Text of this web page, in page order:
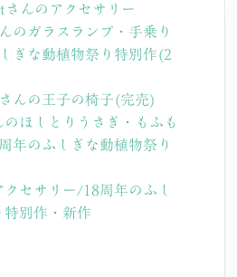
んのアクセサリー
のガラスランプ・手乗り
ぎな動植物祭り特別作(2
んの王子の椅子(完売)
ほしとりうさぎ・もふも
年のふしぎな動植物祭り
セサリー/18周年のふし
特別作・新作